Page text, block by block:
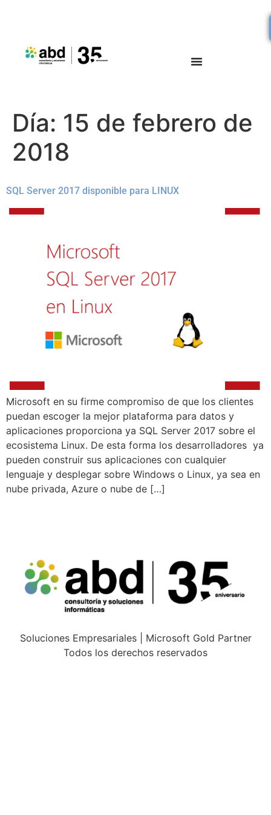
Día: 15 de febrero de
2018
SQL Server 2017 disponible para LINUX
Microsoft en su firme compromiso de que los clientes
puedan escoger la mejor plataforma para datos y
aplicaciones proporciona ya SQL Server 2017 sobre el
ecosistema Linux. De esta forma los desarrolladores ya
pueden construir sus aplicaciones con cualquier
lenguaje y desplegar sobre Windows o Linux, ya sea en
nube privada, Azure o nube de […]
Soluciones Empresariales | Microsoft Gold Partner
Todos los derechos reservados